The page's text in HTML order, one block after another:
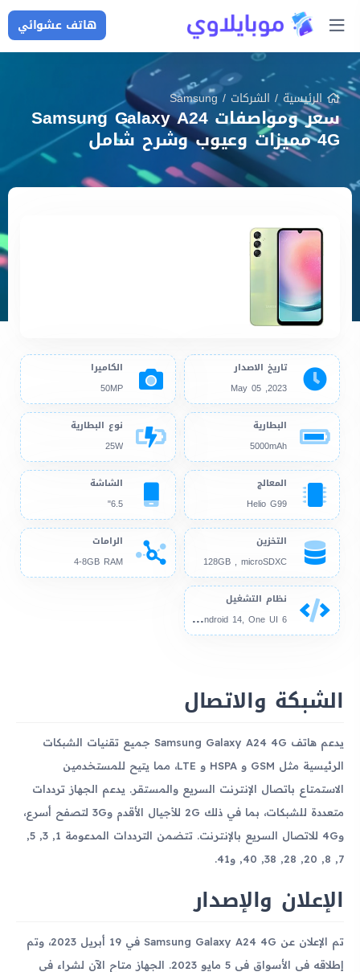
هاتف عشوائي
الرئيسية/ الشركات /
Samsung
سعر ومواصفات Samsung Galaxy A24
4G مميزات وعيوب وشرح شامل
تاريخ الاصدار
2023, May 05
الكاميرا
50MP
البطارية
5000mAh
نوع البطارية
25W
المعالج
Helio G99
الشاشة
6.5"
التخزين
128GB , microSDXC
الرامات
4-8GB RAM
نظام التشغيل
And
roid 13, up to Android 14, One UI 6
الشبكة والاتصال
يدعم هاتف Samsung Galaxy A24 4G جميع تقنيات الشبكات
الرئيسية مثل GSM و HSPA و LTE، مما يتيح للمستخدمين
الاستمتاع باتصال الإنترنت السريع والمستقر. يدعم الجهاز ترددات
متعددة للشبكات، بما في ذلك 2G للأجيال الأقدم و3G لتصفح أسرع،
و4G للاتصال السريع بالإنترنت. تتضمن الترددات المدعومة 1, 3, 5,
7, 8, 20, 28, 38, 40, و41.
الإعلان والإصدار
تم الإعلان عن Samsung Galaxy A24 4G في 19 أبريل 2023، وتم
إطلاقه في الأسواق في 5 مايو 2023. الجهاز متاح الآن لشراء في